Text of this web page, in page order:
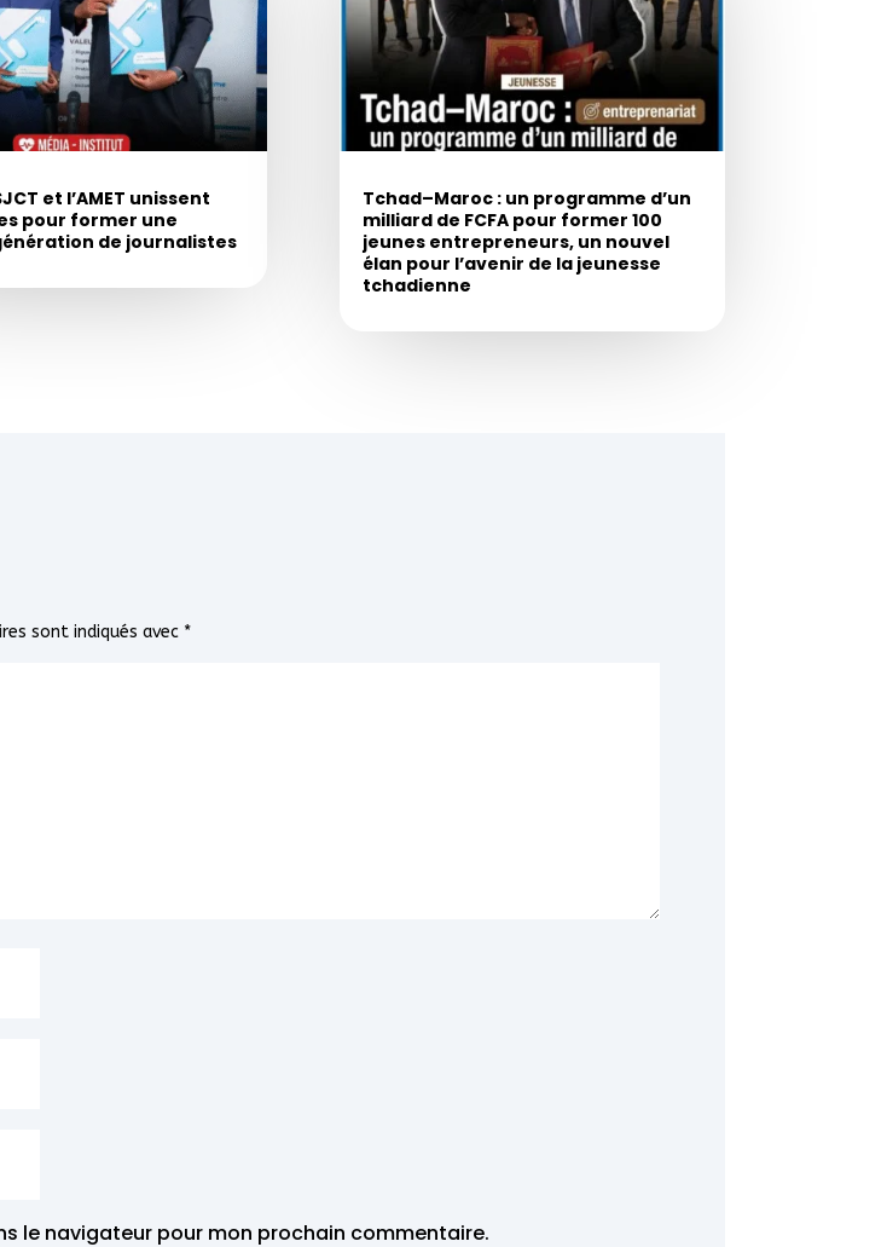
et l’AMET unissent
pour former une
de journalistes
Tchad–Maroc : un programme d’un
milliard de FCFA pour former 100
jeunes entrepreneurs, un nouvel
élan pour l’avenir de la jeunesse
tchadienne
sont indiqués avec *
le navigateur pour mon prochain commentaire.